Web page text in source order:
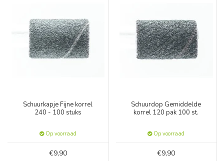
Schuurkapje Fijne korrel
240 - 100 stuks
Op voorraad
€9,90
Schuurdop Gemiddelde
korrel 120 pak 100 st.
Op voorraad
€9,90